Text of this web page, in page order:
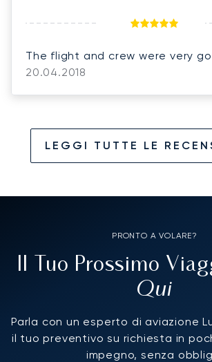
The flight and crew were very
20.04.2018
LEGGI TUTTE LE
PRONTO A VOLARE?
Il Tuo Prossimo
Qui
Parla con un esperto di aviazione
il tuo preventivo su richiesta in
impegno, senza